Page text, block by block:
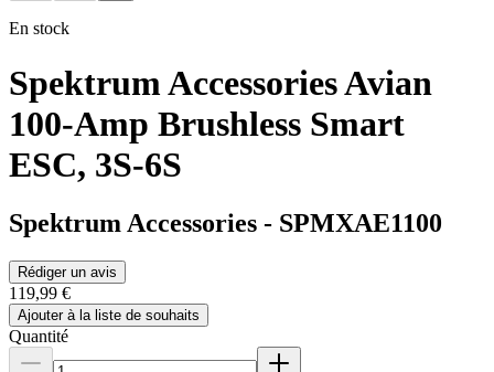
En stock
Spektrum Accessories Avian
100-Amp Brushless Smart
ESC, 3S-6S
Spektrum Accessories - SPMXAE1100
Rédiger un avis
119,99 €
Ajouter à la liste de souhaits
Quantité